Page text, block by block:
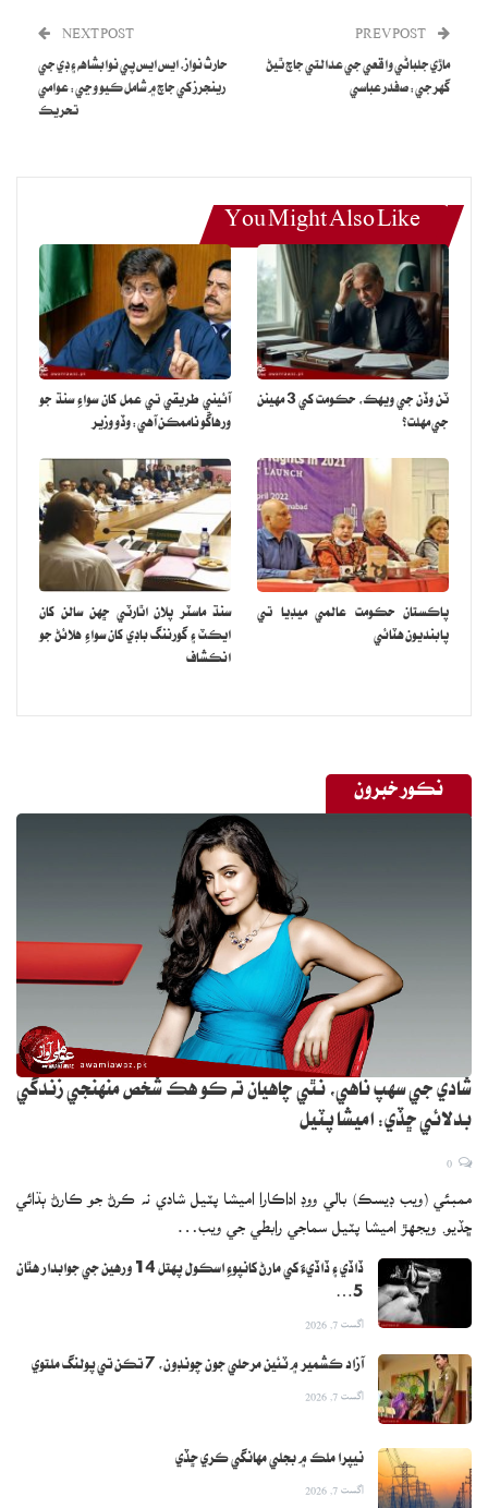
ماڙي جلباڻي واقعي جي عدالتي جاچ ٿيڻ
گهرجي: صفدر عباسي
NEXT POST
حارث نواز، ايس ايس پي نوابشاهه ۽ ڊي جي
رينجرز کي جاچ ۾ شامل ڪيو وڃي: عوامي
تحريڪ
You Might Also Like
ٽن وڏن جي ويهڪ، حڪومت کي 3 مهينن
جي مهلت؟
آئيني طريقي تي عمل کان سواءِ سنڌ جو
ورهاڱو ناممڪن آهي: وڏو وزير
پاڪستان حڪومت عالمي ميڊيا تي
پابنديون هٽائي
سنڌ ماسٽر پلان اٿارٽي ڇهن سالن کان
ايڪٽ ۽ گورننگ باڊي کان سواءِ هلائڻ جو
انڪشاف
نڪور خبرون
شادي جي سهپ ناهي، نٿي چاهيان ته ڪو هڪ شخص منهنجي زندگي
بدلائي ڇڏي: اميشا پٽيل
ممبئي (ويب ڊيسڪ) بالي ووڊ اداڪارا اميشا پٽيل شادي نه ڪرڻ جو ڪارڻ ٻڌائي
ڇڏيو. ويجهڙ اميشا پٽيل سماجي رابطي جي ويب…
ڏاڏي ۽ ڏاڏيءَ کي مارڻ کانپوءِ اسڪول پهتل 14 ورهين جي جوابدار هٿان
5…
اگست 7, 2026
آزاد ڪشمير ۾ ٽئين مرحلي جون چونڊون، 7 تڪن تي پولنگ ملتوي
اگست 7, 2026
نيپرا ملڪ ۾ بجلي مهانگي ڪري ڇڏي
اگست 7, 2026